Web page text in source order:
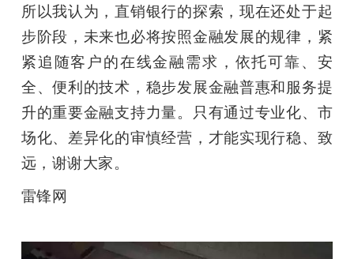
所以我认为，直销银行的探索，现在还处于起
步阶段，未来也必将按照金融发展的规律，紧
紧追随客户的在线金融需求，依托可靠、安
全、便利的技术，稳步发展金融普惠和服务提
升的重要金融支持力量。只有通过专业化、市
场化、差异化的审慎经营，才能实现行稳、致
远，谢谢大家。
雷锋网